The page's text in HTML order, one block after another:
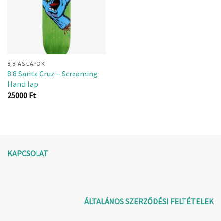
8.8-AS LAPOK
8.8 Santa Cruz – Screaming
Hand lap
25000 Ft
KAPCSOLAT
ÁLTALÁNOS SZERZŐDÉSI FELTÉTELEK